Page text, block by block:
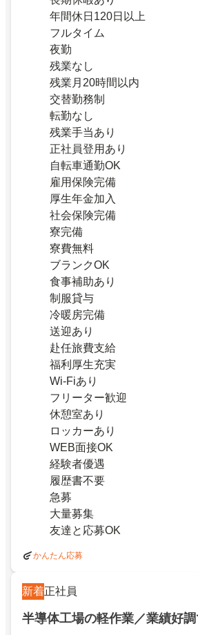
年間休日120日以上
フルタイム
夜勤
残業なし
残業月20時間以内
交替勤務制
転勤なし
残業手当あり
正社員登用あり
自転車通勤OK
雇用保険完備
厚生年金加入
社会保険完備
寮完備
寮費無料
ブランクOK
食事補助あり
制服貸与
冷暖房完備
送迎あり
赴任旅費支給
福利厚生充実
Wi-Fiあり
フリーター歓迎
休憩室あり
ロッカーあり
WEB面接OK
経験者優遇
履歴書不要
急募
大量募集
友達と応募OK
かんたん応募
新着正社員
半導体工場の軽作業／業績好